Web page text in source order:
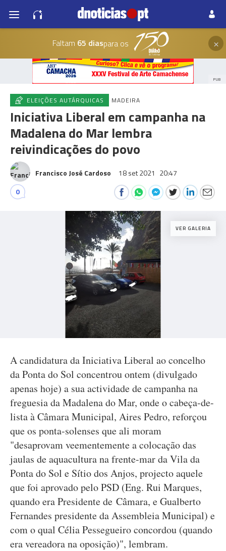
Faltam 65 diaspara os ×
PUB
ELEIÇÕES AUTÁRQUICAS MADEIRA
Iniciativa Liberal em campanha na
Madalena do Mar lembra
reivindicações do povo
Francisco José Cardoso 18 set 2021 20:47
0
VER GALERIA
A candidatura da Iniciativa Liberal ao concelho
da Ponta do Sol concentrou ontem (divulgado
apenas hoje) a sua actividade de campanha na
freguesia da Madalena do Mar, onde o cabeça-de-
lista à Câmara Municipal, Aires Pedro, reforçou
que os ponta-solenses que ali moram
"desaprovam veementemente a colocação das
jaulas de aquacultura na frente-mar da Vila da
Ponta do Sol e Sítio dos Anjos, projecto aquele
que foi aprovado pelo PSD (Eng. Rui Marques,
quando era Presidente de Câmara, e Gualberto
Fernandes presidente da Assembleia Municipal) e
com o qual Célia Pessegueiro concordou (quando
era vereadora na oposição)", lembram.